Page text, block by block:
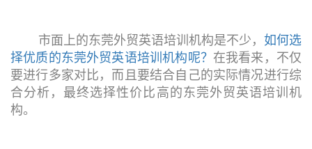
市面上的东莞外贸英语培训机构是不少， 如何选
择优质的东莞外贸英语培训机构呢？ 在我看来，不仅
要进行多家对比，而且要结合自己的实际情况进行综
合分析，最终选择性价比高的东莞外贸英语培训机
构。